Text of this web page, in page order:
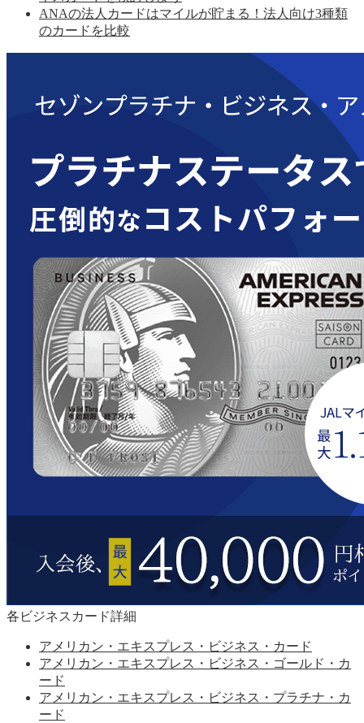
ANAの法人カードはマイルが貯まる！法人向け3種類
のカードを比較
各ビジネスカード詳細
アメリカン・エキスプレス・ビジネス・カード
アメリカン・エキスプレス・ビジネス・ゴールド・カ
ード
アメリカン・エキスプレス・ビジネス・プラチナ・カ
ード